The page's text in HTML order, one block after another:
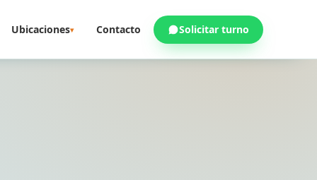
Ubicaciones▾ Contacto Solicitar turno